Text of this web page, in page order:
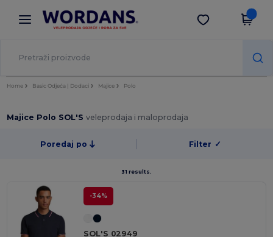
× Aplikacija Wordans
Bolje cijene u aplikaciji!
Preuzmi app
Home Basic Odjeća | Dodaci Majice Polo
Majice Polo SOL'Sveleprodaja i maloprodaja
Poredaj po Filter ✓
31 results.
-34%
SOL'S 02949